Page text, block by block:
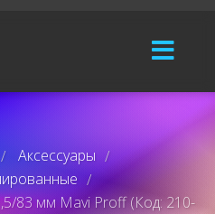
/ Аксессуары /
/
83 мм Mavi Proff (Код: 210-